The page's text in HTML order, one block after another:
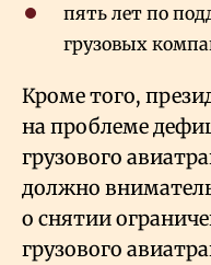
пять лет по
грузовых
Кроме того,
на проблеме
грузового
должно
о снятии
грузового